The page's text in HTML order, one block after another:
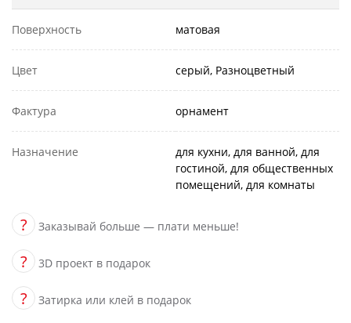
Поверхность матовая
Цвет серый, Разноцветный
Фактура орнамент
Назначение
для кухни, для ванной, для
гостиной, для общественных
помещений, для комнаты
? Заказывай больше — плати меньше!
? 3D проект в подарок
? Затирка или клей в подарок